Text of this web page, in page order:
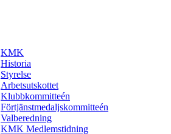
KMK
Historia
Styrelse
Arbetsutskottet
Klubbkommitteén
Förtjänstmedaljskommitteén
Valberedning
KMK Medlemstidning